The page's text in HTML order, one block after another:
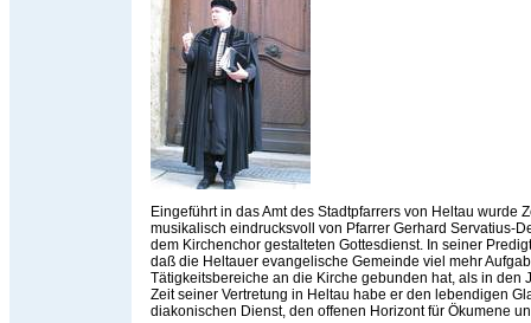
Eingeführt in das Amt des Stadtpfarrers von Heltau wurde
musikalisch eindrucksvoll von Pfarrer Gerhard Servatius-
dem Kirchenchor gestalteten Gottesdienst. In seiner
daß die Heltauer evangelische Gemeinde viel mehr
Tätigkeitsbereiche an die Kirche gebunden hat, als in den
Zeit seiner Vertretung in Heltau habe er den lebendigen
diakonischen Dienst, den offenen Horizont für Ökumene